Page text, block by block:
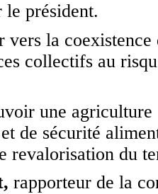
le président.
vers la
collectifs au
une agriculture
de sécurité
revalorisation du
rapporteur de la